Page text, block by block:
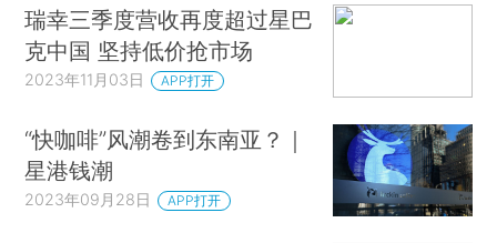
瑞幸三季度营收再度超过星巴
克中国 坚持低价抢市场
2023年11月03日 APP打开
“快咖啡”风潮卷到东南亚？｜
星港钱潮
2023年09月28日 APP打开